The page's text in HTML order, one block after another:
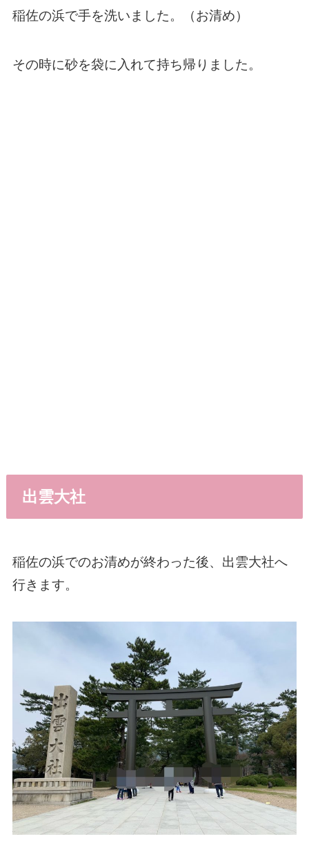
稲佐の浜で手を洗いました。（お清め）
その時に砂を袋に入れて持ち帰りました。
出雲大社
稲佐の浜でのお清めが終わった後、出雲大社へ
行きます。